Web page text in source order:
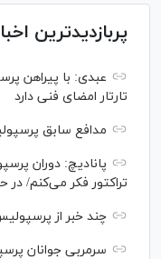
پربازدیدترین
عبدی: با پیراهن
تارتار امضای فنی دارد
مدافع سابق
پانادیچ: دوران
تراکتور فکر می‌کنم/
چند خبر از
سرمربی جوانان